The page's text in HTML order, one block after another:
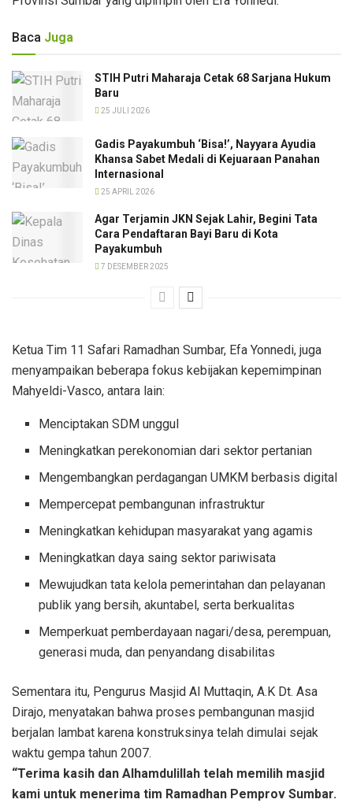
Baca Juga
STIH Putri Maharaja Cetak 68 Sarjana Hukum
Baru
25 JULI 2026
Gadis Payakumbuh ‘Bisa!’, Nayyara Ayudia
Khansa Sabet Medali di Kejuaraan Panahan
Internasional
25 APRIL 2026
Agar Terjamin JKN Sejak Lahir, Begini Tata
Cara Pendaftaran Bayi Baru di Kota
Payakumbuh
7 DESEMBER 2025
Ketua Tim 11 Safari Ramadhan Sumbar, Efa Yonnedi, juga
menyampaikan beberapa fokus kebijakan kepemimpinan
Mahyeldi-Vasco, antara lain:
Menciptakan SDM unggul
Meningkatkan perekonomian dari sektor pertanian
Mengembangkan perdagangan UMKM berbasis digital
Mempercepat pembangunan infrastruktur
Meningkatkan kehidupan masyarakat yang agamis
Meningkatkan daya saing sektor pariwisata
Mewujudkan tata kelola pemerintahan dan pelayanan
publik yang bersih, akuntabel, serta berkualitas
Memperkuat pemberdayaan nagari/desa, perempuan,
generasi muda, dan penyandang disabilitas
Sementara itu, Pengurus Masjid Al Muttaqin, A.K Dt. Asa
Dirajo, menyatakan bahwa proses pembangunan masjid
berjalan lambat karena konstruksinya telah dimulai sejak
waktu gempa tahun 2007.
“Terima kasih dan Alhamdulillah telah memilih masjid
kami untuk menerima tim Ramadhan Pemprov Sumbar.